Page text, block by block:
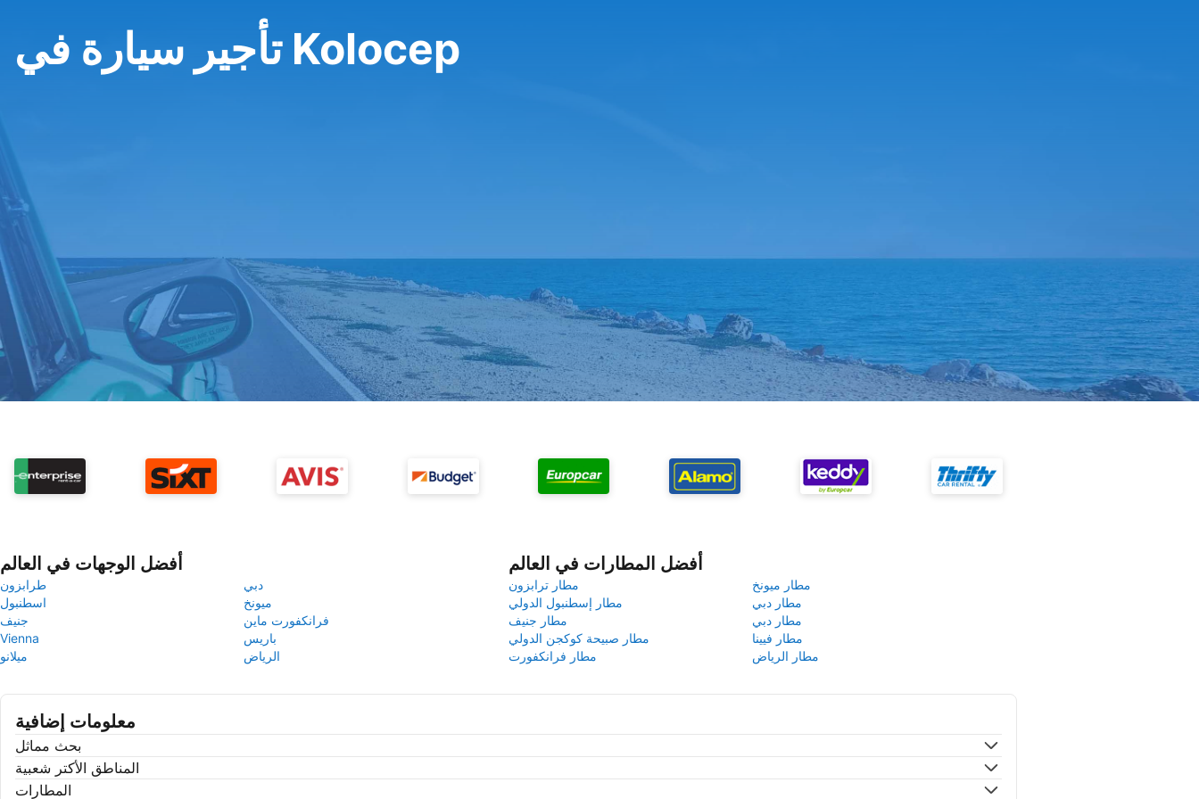
تأجير سيارة في Kolocep
أفضل الوجهات في العالم
طرابزون
دبي
اسطنبول
ميونخ
جنيف
فرانكفورت ماين
Vienna
باريس
ميلانو
الرياض
أفضل المطارات في العالم
مطار ترابزون
مطار ميونخ
مطار إسطنبول الدولي
مطار دبي
مطار جنيف
مطار دبي
مطار صبيحة كوكجن الدولي
مطار فيينا
مطار فرانكفورت
مطار الرياض
معلومات إضافية
بحث مماثل
المناطق الأكتر شعبية
المطارات